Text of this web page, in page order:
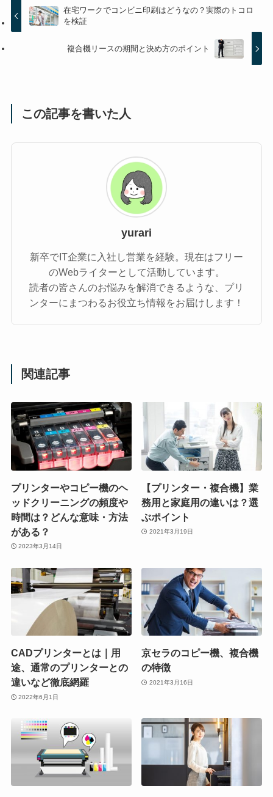
在宅ワークでコンビニ印刷はどうなの？実際のトコロ
を検証
複合機リースの期間と決め方のポイント
この記事を書いた人
yurari
新卒でIT企業に入社し営業を経験。現在はフリー
のWebライターとして活動しています。
読者の皆さんのお悩みを解消できるような、プリ
ンターにまつわるお役立ち情報をお届けします！
関連記事
プリンターやコピー機のヘ
ッドクリーニングの頻度や
時間は？どんな意味・方法
がある？
2023年3月14日
【プリンター・複合機】業
務用と家庭用の違いは？選
ぶポイント
2021年3月19日
CADプリンターとは｜用
途、通常のプリンターとの
違いなど徹底網羅
2022年6月1日
京セラのコピー機、複合機
の特徴
2021年3月16日